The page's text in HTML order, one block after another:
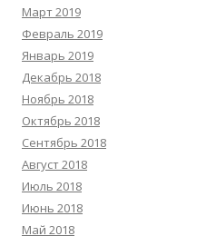
Март 2019
Февраль 2019
Январь 2019
Декабрь 2018
Ноябрь 2018
Октябрь 2018
Сентябрь 2018
Август 2018
Июль 2018
Июнь 2018
Май 2018